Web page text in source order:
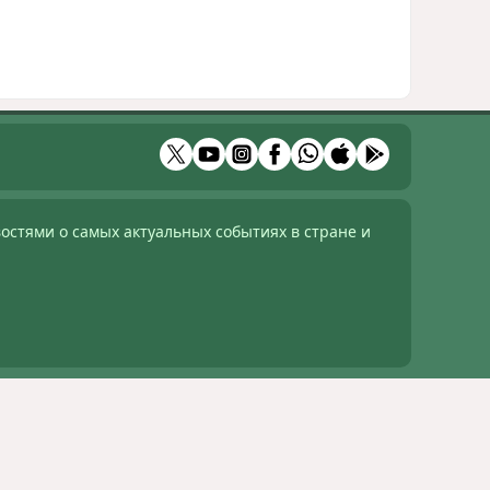
о самых актуальных событиях в стране и